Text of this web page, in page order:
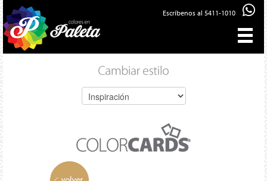
Escríbenos al 5411-1010